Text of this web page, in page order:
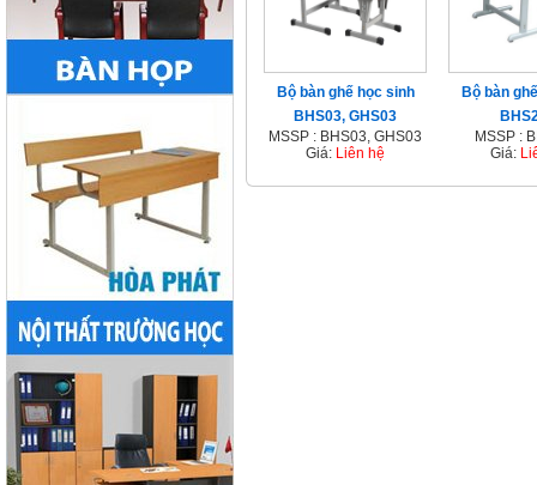
Bộ bàn ghế học sinh
BHS03, GHS03
MSSP : BHS03, GHS03
Giá: Liên hệ
Bộ bàn
MSSP :
Giá: